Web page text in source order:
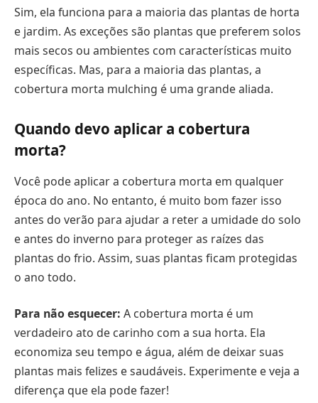
Sim, ela funciona para a maioria das plantas de horta
e jardim. As exceções são plantas que preferem solos
mais secos ou ambientes com características muito
específicas. Mas, para a maioria das plantas, a
cobertura morta mulching é uma grande aliada.
Quando devo aplicar a cobertura
morta?
Você pode aplicar a cobertura morta em qualquer
época do ano. No entanto, é muito bom fazer isso
antes do verão para ajudar a reter a umidade do solo
e antes do inverno para proteger as raízes das
plantas do frio. Assim, suas plantas ficam protegidas
o ano todo.
Para não esquecer: A cobertura morta é um
verdadeiro ato de carinho com a sua horta. Ela
economiza seu tempo e água, além de deixar suas
plantas mais felizes e saudáveis. Experimente e veja a
diferença que ela pode fazer!